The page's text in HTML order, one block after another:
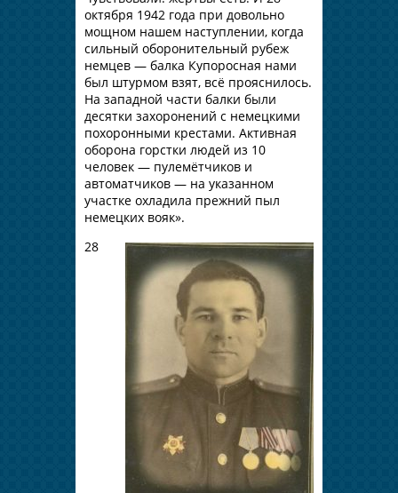
октября 1942 года при довольно
мощном нашем наступлении, когда
сильный оборонительный рубеж
немцев — балка Купоросная нами
был штурмом взят, всё прояснилось.
На западной части балки были
десятки захоронений с немецкими
похоронными крестами. Активная
оборона горстки людей из 10
человек — пулемётчиков и
автоматчиков — на указанном
участке охладила прежний пыл
немецких вояк».
28